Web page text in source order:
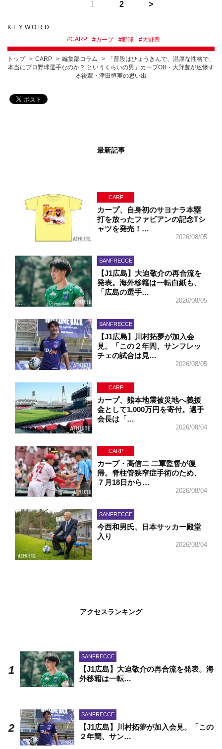
1 2
KEYWORD
#CARP #カープ #野球 #大野豊
トップ CARP 編集部コラム
「普段はひょうきんで、温厚な性格で、
本当にプロ野球選手なのか？ というくらいの男」カープOB・大野豊が述懐す
る後輩・津田恒実の思い出
最新記事
CARP
カープ、自身初のサヨナラ本塁
打を放ったファビアンの記念Tシ
ャツを発売！…
2026/08/05
SANFRECCE
【J1広島】大迫敬介の再合流を
発表。海外移籍は一転白紙も、
「広島の選手…
2026/08/05
SANFRECCE
【J1広島】川村拓夢が加入会
見。「この２年間、サンフレッ
チェの試合は見…
2026/08/05
CARP
カープ、熊本地震被災地へ義援
金として1,000万円を寄付。選手
会長は「…
2026/08/04
CARP
カープ・高信二 二軍監督が復
帰。脊柱管狭窄症手術のため、
７月18日から…
2026/08/04
SANFRECCE
今西和男氏、日本サッカー殿堂
入り
2026/08/04
アクセスランキング
SANFRECCE
【J1広島】大迫敬介の再合流を発表。海
外移籍は一転…
SANFRECCE
【J1広島】川村拓夢が加入会見。「この
２年間、サン…